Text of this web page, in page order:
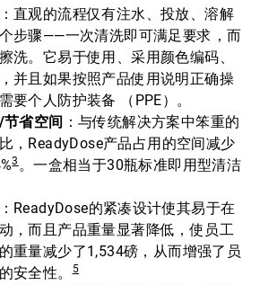
：直观的流程仅有注水、投放、溶解
步骤——一次清洗即可满足要求，而
洗。它易于使用、采用颜色编码、
并且如果按照产品使用说明正确操
要个人防护装备 （PPE）。
省空间 ：与传统解决方案中笨重的
，ReadyDose产品占用的空间减少
3。一盒相当于30瓶标准即用型清洁
：ReadyDose的紧凑设计使其易于在
，而且产品重量显著降低，使员工
重量减少了1,534磅，从而增强了员
安全性。5